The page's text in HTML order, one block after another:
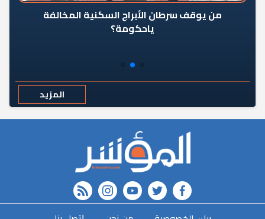
من يوقف سرطان الأبراج السكنية المخالفة
ياحكومة؟
المزيد
FACEBOOK
twitter
youtube
instagram
rss feed